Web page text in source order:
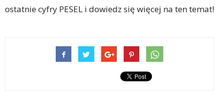
ostatnie cyfry PESEL i dowiedz się więcej na ten temat!